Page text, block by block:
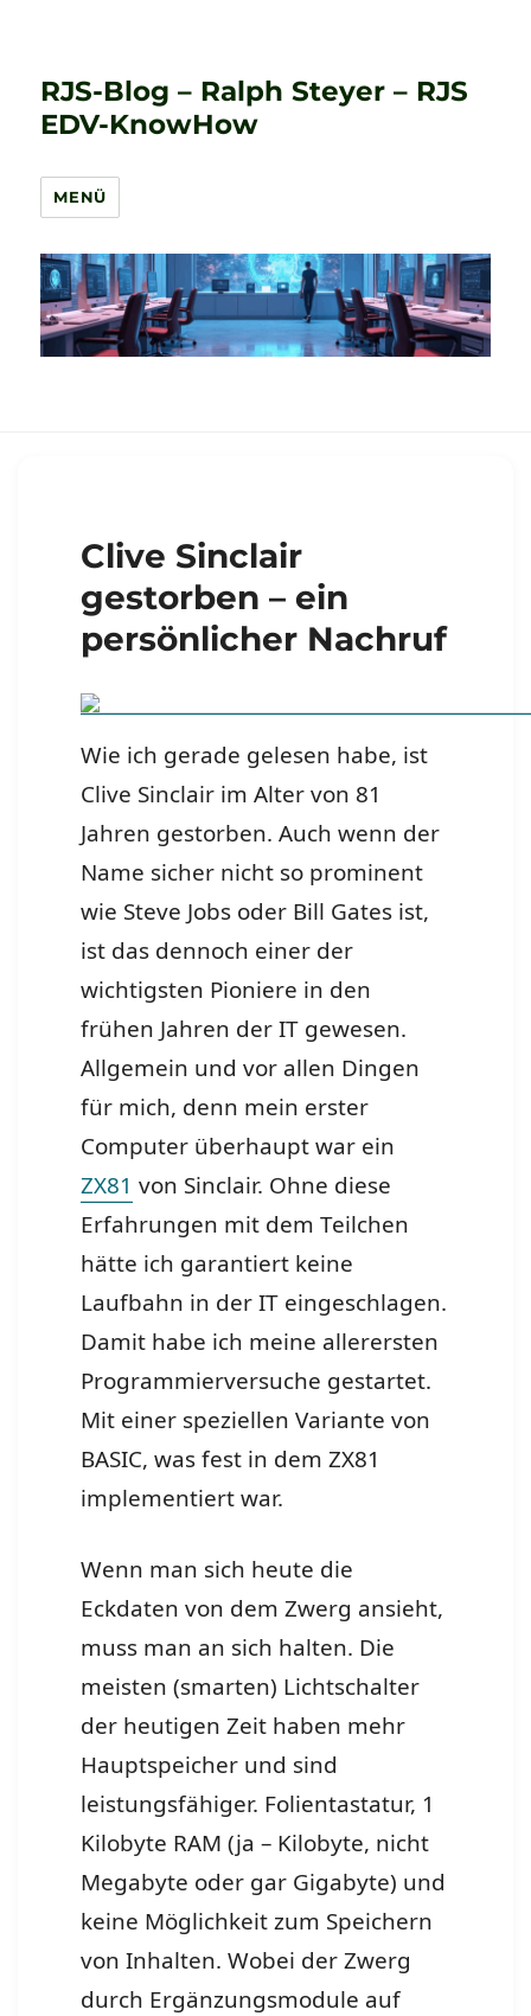
RJS-Blog – Ralph Steyer – RJS
EDV-KnowHow
MENÜ
Clive Sinclair
gestorben – ein
persönlicher Nachruf
Wie ich gerade gelesen habe, ist
Clive Sinclair im Alter von 81
Jahren gestorben. Auch wenn der
Name sicher nicht so prominent
wie Steve Jobs oder Bill Gates ist,
ist das dennoch einer der
wichtigsten Pioniere in den
frühen Jahren der IT gewesen.
Allgemein und vor allen Dingen
für mich, denn mein erster
Computer überhaupt war ein
ZX81 von Sinclair. Ohne diese
Erfahrungen mit dem Teilchen
hätte ich garantiert keine
Laufbahn in der IT eingeschlagen.
Damit habe ich meine allerersten
Programmierversuche gestartet.
Mit einer speziellen Variante von
BASIC, was fest in dem ZX81
implementiert war.
Wenn man sich heute die
Eckdaten von dem Zwerg ansieht,
muss man an sich halten. Die
meisten (smarten) Lichtschalter
der heutigen Zeit haben mehr
Hauptspeicher und sind
leistungsfähiger. Folientastatur, 1
Kilobyte RAM (ja – Kilobyte, nicht
Megabyte oder gar Gigabyte) und
keine Möglichkeit zum Speichern
von Inhalten. Wobei der Zwerg
durch Ergänzungsmodule auf